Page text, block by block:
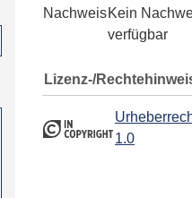
NachweisKein
verfügbar
Lizenz-/
1.0